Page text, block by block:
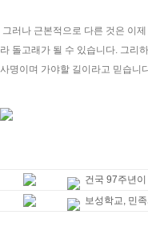
그러나 근본적으로 다른 것은 이
라 돌고래가 될 수 있습니다. 그리
사명이며 가야할 길이라고 믿습니
건국 97주년
보성학교, 민